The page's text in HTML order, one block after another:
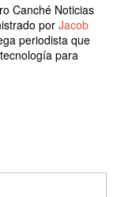
Canché Noticias
porJacob
periodista que
para